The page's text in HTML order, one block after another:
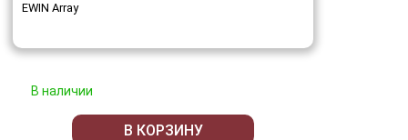
EWIN Array
В наличии
В КОРЗИНУ